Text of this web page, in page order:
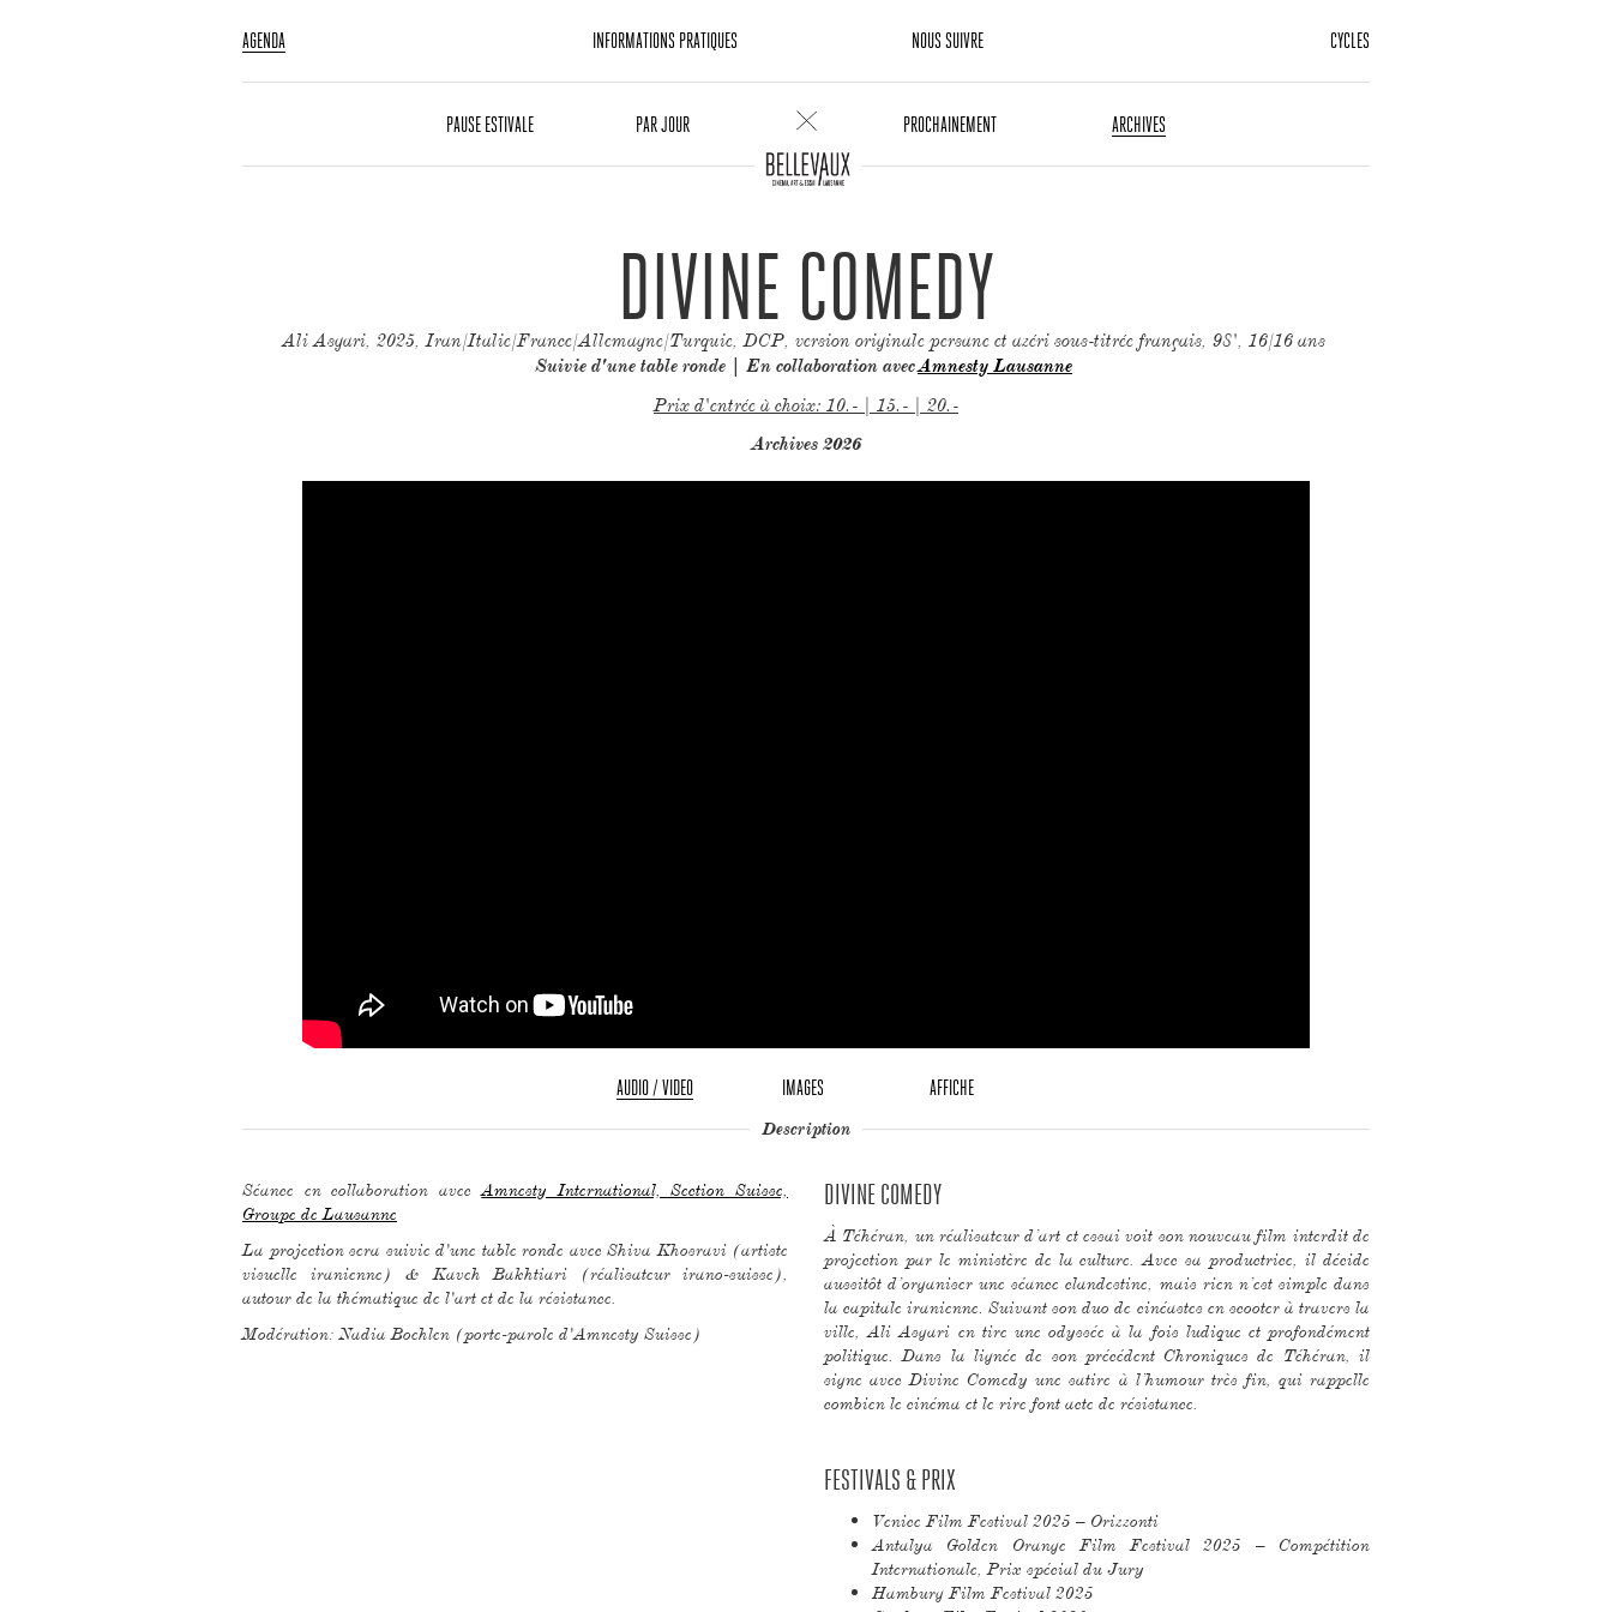
AGENDA
PAUSE ESTIVALE PAR JOUR PROCHAINEMENT ARCHIVES
INFORMATIONS PRATIQUES NOUS SUIVRE CYCLES
DIVINE COMEDY
Ali Asgari, 2025, Iran/Italie/France/Allemagne/Turquie, DCP, version originale persane et azéri sous-titrée français, 98', 16/16 ans
Suivie d'une table ronde | En collaboration avecAmnesty Lausanne
Prix d'entrée à choix: 10.- | 15.- | 20.-
Archives 2026
AUDIO / VIDEO IMAGES AFFICHE
Description
Séance en collaboration avecAmnesty International, Section Suisse,
Groupe de Lausanne
La projection sera suivie d'une table ronde avec Shiva Khosravi (artiste
visuelle iranienne) & Kaveh Bakhtiari (réalisateur irano-suisse),
autour de la thématique de l'art et de la résistance.
Modération: Nadia Boehlen (porte-parole d'Amnesty Suisse)
DIVINE COMEDY
À Téhéran, un réalisateur d’art et essai voit son nouveau film interdit de
projection par le ministère de la culture. Avec sa productrice, il décide
aussitôt d’organiser une séance clandestine, mais rien n’est simple dans
la capitale iranienne. Suivant son duo de cinéastes en scooter à travers la
ville, Ali Asgari en tire une odyssée à la fois ludique et profondément
politique. Dans la lignée de son précédent Chroniques de Téhéran, il
signe avec Divine Comedy une satire à l’humour très fin, qui rappelle
combien le cinéma et le rire font acte de résistance.
FESTIVALS & PRIX
Venice Film Festival 2025 – Orizzonti
Antalya Golden Orange Film Festival 2025 – Compétition
Internationale, Prix spécial du Jury
Hamburg Film Festival 2025